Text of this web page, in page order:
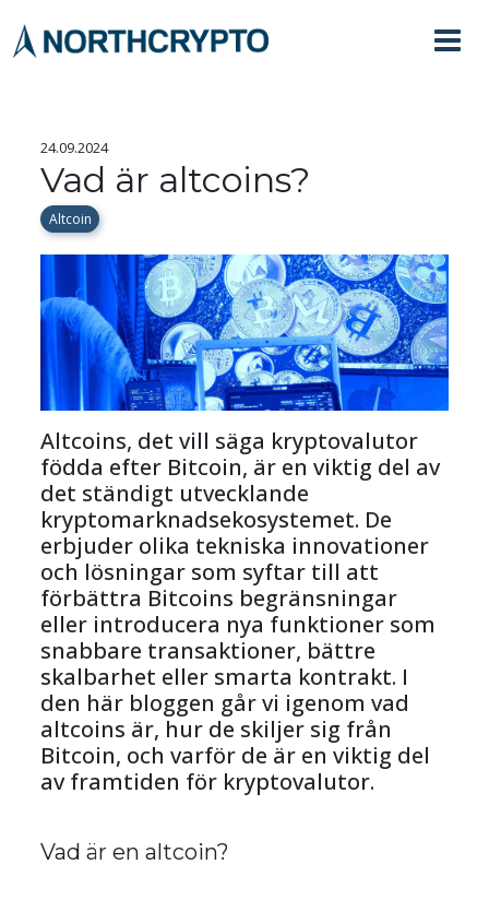
24.09.2024
Vad är altcoins?
Altcoin
Altcoins, det vill säga kryptovalutor
födda efter Bitcoin, är en viktig del av
det ständigt utvecklande
kryptomarknadsekosystemet. De
erbjuder olika tekniska innovationer
och lösningar som syftar till att
förbättra Bitcoins begränsningar
eller introducera nya funktioner som
snabbare transaktioner, bättre
skalbarhet eller smarta kontrakt. I
den här bloggen går vi igenom vad
altcoins är, hur de skiljer sig från
Bitcoin, och varför de är en viktig del
av framtiden för kryptovalutor.
Vad är en altcoin?